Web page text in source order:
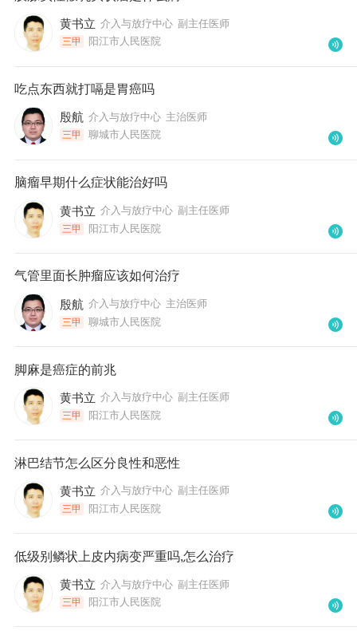
黄书立 介入与放疗中心 副主任医师
三甲 阳江市人民医院
吃点东西就打嗝是胃癌吗
殷航 介入与放疗中心 主治医师
三甲 聊城市人民医院
脑瘤早期什么症状能治好吗
黄书立 介入与放疗中心 副主任医师
三甲 阳江市人民医院
气管里面长肿瘤应该如何治疗
殷航 介入与放疗中心 主治医师
三甲 聊城市人民医院
脚麻是癌症的前兆
黄书立 介入与放疗中心 副主任医师
三甲 阳江市人民医院
淋巴结节怎么区分良性和恶性
黄书立 介入与放疗中心 副主任医师
三甲 阳江市人民医院
低级别鳞状上皮内病变严重吗,怎么治疗
黄书立 介入与放疗中心 副主任医师
三甲 阳江市人民医院